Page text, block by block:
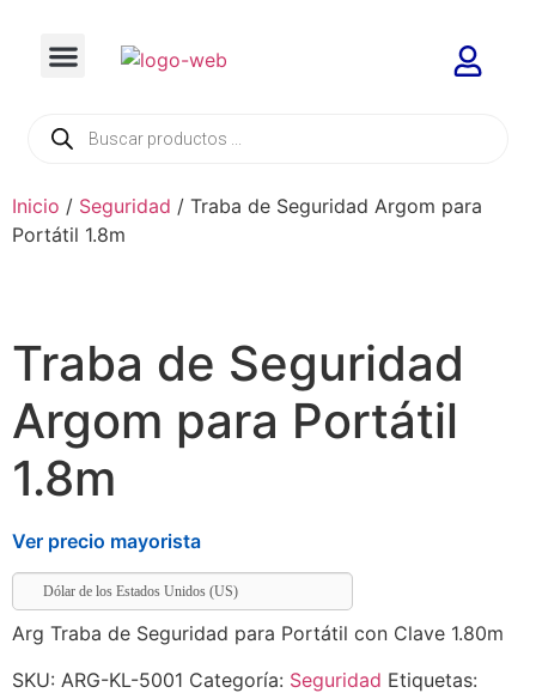
Inicio / Seguridad / Traba de Seguridad Argom para
Portátil 1.8m
Traba de Seguridad
Argom para Portátil
1.8m
Ver precio mayorista
Dólar de los Estados Unidos (US)
Arg Traba de Seguridad para Portátil con Clave 1.80m
SKU: ARG-KL-5001 Categoría: Seguridad Etiquetas: